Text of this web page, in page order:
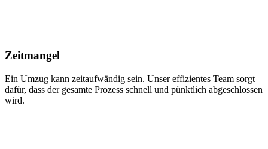
Zeitmangel
Ein Umzug kann zeitaufwändig sein. Unser effizientes Team sorgt
dafür, dass der gesamte Prozess schnell und pünktlich abgeschlossen
wird.